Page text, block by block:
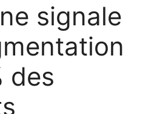
signale
des